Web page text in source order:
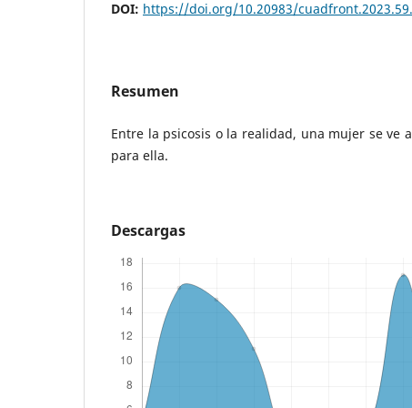
DOI: https://doi.org/10.20983/
Resumen
Entre la psicosis o la realidad, una mujer se ve
para ella.
Descargas